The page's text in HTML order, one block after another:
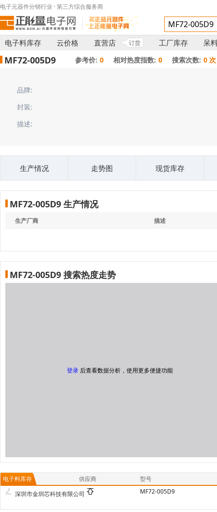
电子元器件分销行业 · 第三方综合服务商
电子料库存 云价格 直营店 订货 工厂库存 呆
MF72-005D9 参考价: 0 相对热度指数: 0 搜索次数: 0 次
品牌:
封装:
描述:
生产情况 走势图 现货库存
MF72-005D9 生产情况
生产厂商 描述
MF72-005D9 搜索热度走势
登录 后查看数据分析，使用更多便捷功能
电子料库存 供应商
型号
深圳市金圳芯科技有限公司
MF72-005D9